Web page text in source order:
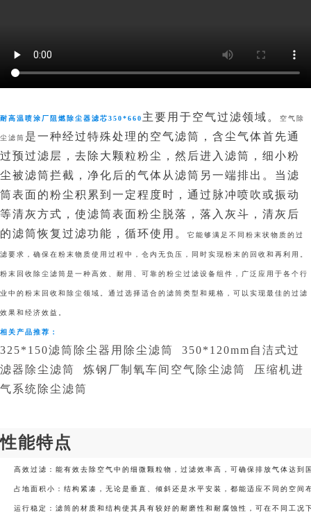
耐高温喷涂厂阻燃除尘器滤芯350*660 主要用于空气过滤领域。 空气除
尘滤筒 是一种经过特殊处理的空气滤筒，含尘气体首先通
过预过滤层，去除大颗粒粉尘，然后进入滤筒，细小粉
尘被滤筒拦截，净化后的气体从滤筒另一端排出。当滤
筒表面的粉尘积累到一定程度时，通过脉冲喷吹或振动
等清灰方式，使滤筒表面粉尘脱落，落入灰斗，清灰后
的滤筒恢复过滤功能，循环使用。
它能够满足不同粉末状物质的过
滤要求，确保在粉末物质使用过程中，仓内无负压，同时实现粉末的回收和再利用。
粉末回收除尘滤筒是一种高效、耐用、可靠的粉尘过滤设备组件，广泛应用于各个行
业中的粉末回收和除尘领域。通过选择适合的滤筒类型和规格，可以实现最佳的过滤
效果和经济效益。
相关产品推荐：
325*150滤筒除尘器用除尘滤筒
350*120mm自洁式过
滤器除尘滤筒
炼钢厂制氧车间空气除尘滤筒
压缩机进
气系统除尘滤筒
性能特点
高效过滤：能有效去除空气中的细微颗粒物，过滤效率高，可确保排放气体达到
占地面积小：结构紧凑，无论是垂直、倾斜还是水平安装，都能适应不同的空间
运行稳定：滤筒的材质和结构使其具有较好的耐磨性和耐腐蚀性，可在不同工况